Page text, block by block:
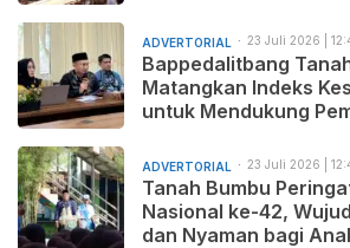
ADVERTORIAL 23 Juli 2026 |
Bappedalitbang
Matangkan Indeks
untuk Mendukung
Beradab
ADVERTORIAL 23 Juli 2026 |
Tanah Bumbu
Nasional ke-42,
dan Nyaman bagi